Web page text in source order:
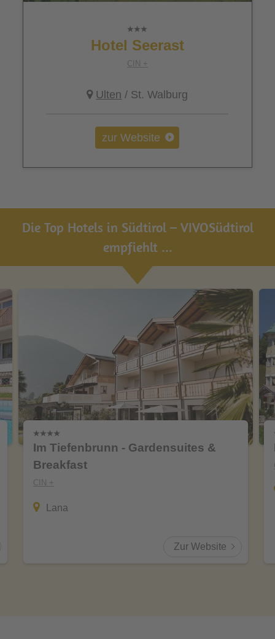
Hotel Seerast
CIN +
Ulten / St. Walburg
zur Website
Die Top Hotels in Südtirol – VIVOSüdtirol
empfiehlt ...
Im Tiefenbrunn - Gardensuites &
Breakfast
CIN +
Lana
Zur Website